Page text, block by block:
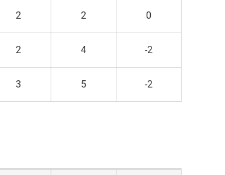
2 2 0
2 4 -2
3 5 -2